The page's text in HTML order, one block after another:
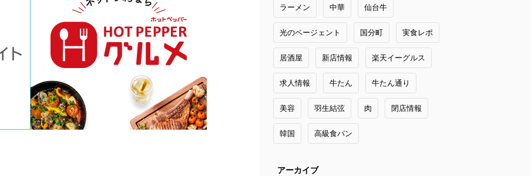
ラーメン 中華 仙台牛
光のページェント 国分町 実食レポ
居酒屋 新店情報 楽天イーグルス
求人情報 牛たん 牛たん通り
美容 羽生結弦 肉 閉店情報
韓国 高級食パン
アーカイブ